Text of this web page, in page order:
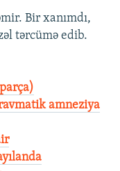
Bir xanımdı,
tərcümə edib.
amneziya